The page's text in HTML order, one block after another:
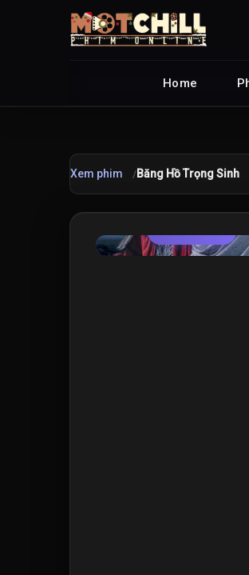
Home
Xem phim Băng Hồ Trọng Sinh
★ 9.0/10